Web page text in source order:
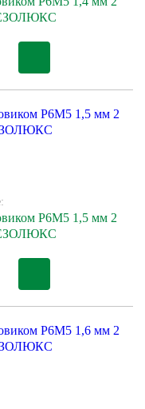
Р6М5 1,5 мм 2